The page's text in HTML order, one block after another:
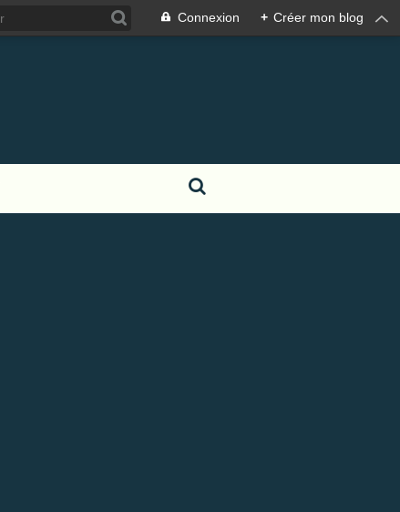
Connexion + Créer mon blog